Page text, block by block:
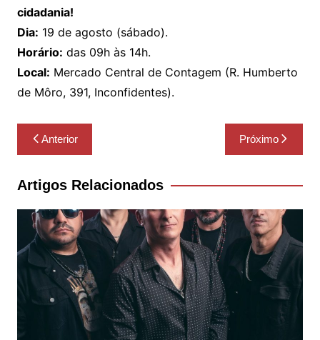
cidadania!
Dia: 19 de agosto (sábado).
Horário: das 09h às 14h.
Local: Mercado Central de Contagem (R. Humberto
de Môro, 391, Inconfidentes).
Navegação
de
Post
Anterior Próximo
Artigos Relacionados